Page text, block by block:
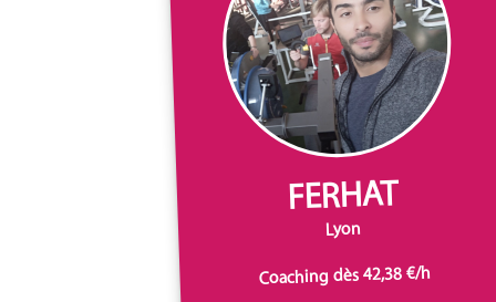
FERHAT
Lyon
Coaching dès 42,38 €/h